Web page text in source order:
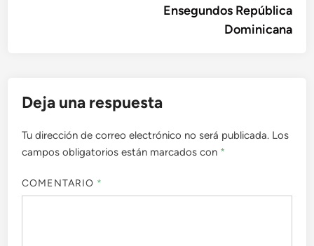
Ensegundos República
Dominicana
Deja una respuesta
Tu dirección de correo electrónico no será publicada. Los
campos obligatorios están marcados con *
COMENTARIO *